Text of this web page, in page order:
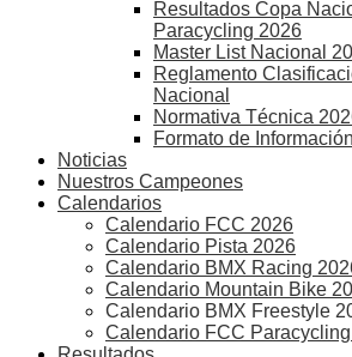
Resultados Copa
Paracycling 2026
Master List Nacional
Reglamento
Nacional
Normativa Técnica
Formato de
Noticias
Nuestros Campeones
Calendarios
Calendario FCC 2026
Calendario Pista 2026
Calendario BMX Racing
Calendario Mountain Bike
Calendario BMX Freestyle
Calendario FCC